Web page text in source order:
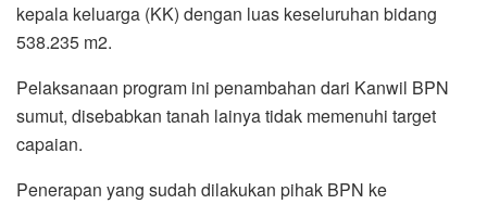
kepala keluarga (KK) dengan luas keseluruhan bidang
538.235 m2.
Pelaksanaan program ini penambahan dari Kanwil BPN
sumut, disebabkan tanah lainya tidak memenuhi target
capaian.
Penerapan yang sudah dilakukan pihak BPN ke